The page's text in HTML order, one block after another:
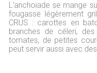
L'anchoiade se mange
fougasse légèrement
CRUS : carottes en
branches de céleri,
tomates, de petites
peut servir aussi avec